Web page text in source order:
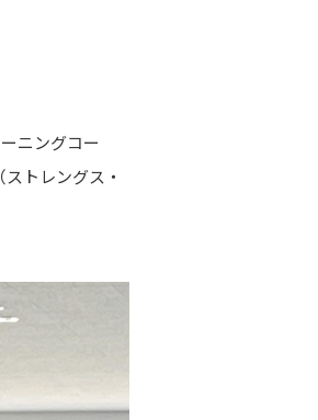
ニングコー
トレングス・